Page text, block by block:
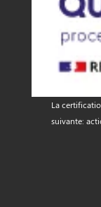
La
suivante: